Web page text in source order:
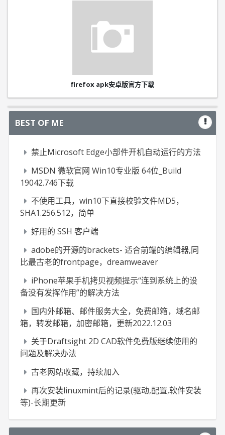
firefox apk安卓版官方下载
BEST OF ME
禁止Microsoft Edge小部件开机自动运行的方法
MSDN 微软官网 Win10专业版 64位_Build
19042.746下载
不使用工具，win10下直接校验文件MD5，
SHA1.256.512，简单
好用的 SSH 客户端
adobe的开源的brackets- 适合前端的编辑器,同
比最古老的frontpage，dreamweaver
iPhone苹果手机拷贝视频提示“连到系统上的设
备没有发挥作用”的解决方法
国内外邮箱、邮件服务大全，免费邮箱，域名邮
箱，转发邮箱，加密邮箱，更新2022.12.03
关于Draftsight 2D CAD软件免费版继续使用的
问题及解决办法
古老网站收藏，持续加入
再次安装linuxmint后的记录(驱动,配置,软件安装
等)-长期更新